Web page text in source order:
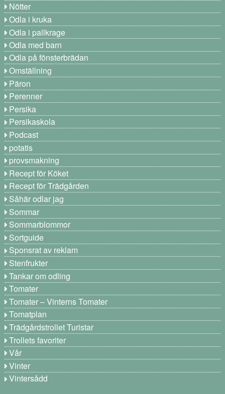
Nötter
Odla i kruka
Odla i pallkrage
Odla med barn
Odla på fönsterbrädan
Omställning
Päron
Perenner
Persika
Persikaskola
Podcast
potatis
provsmakning
Recept för Köket
Recept för Trädgården
Såhär odlar jag
Sommar
Sommarblommor
Sortguide
Sponsrat av reklam
Stenfrukter
Tankar om odling
Tomater
Tomater – Vinterns Tomater
Tomatplan
Trädgårdstrollet Turistar
Trollets favoriter
Vår
Vinter
Vintersådd